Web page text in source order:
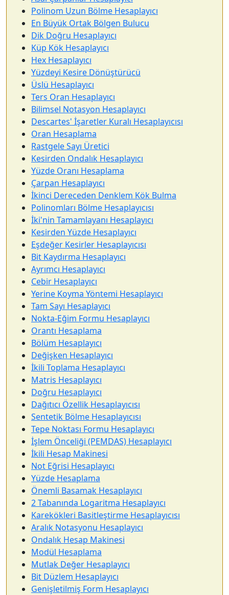
Polinom Uzun Bölme Hesaplayıcı
En Büyük Ortak Bölgen Bulucu
Dik Doğru Hesaplayıcı
Küp Kök Hesaplayıcı
Hex Hesaplayıcı
Yüzdeyi Kesire Dönüştürücü
Üslü Hesaplayıcı
Ters Oran Hesaplayıcı
Bilimsel Notasyon Hesaplayıcı
Descartes' İşaretler Kuralı Hesaplayıcısı
Oran Hesaplama
Rastgele Sayı Üretici
Kesirden Ondalık Hesaplayıcı
Yüzde Oranı Hesaplama
Çarpan Hesaplayıcı
İkinci Dereceden Denklem Kök Bulma
Polinomları Bölme Hesaplayıcısı
İki'nin Tamamlayanı Hesaplayıcı
Kesirden Yüzde Hesaplayıcı
Eşdeğer Kesirler Hesaplayıcısı
Bit Kaydırma Hesaplayıcı
Ayrımcı Hesaplayıcı
Cebir Hesaplayıcı
Yerine Koyma Yöntemi Hesaplayıcı
Tam Sayı Hesaplayıcı
Nokta-Eğim Formu Hesaplayıcı
Orantı Hesaplama
Bölüm Hesaplayıcı
Değişken Hesaplayıcı
İkili Toplama Hesaplayıcı
Matris Hesaplayıcı
Doğru Hesaplayıcı
Dağıtıcı Özellik Hesaplayıcısı
Sentetik Bölme Hesaplayıcısı
Tepe Noktası Formu Hesaplayıcı
İşlem Önceliği (PEMDAS) Hesaplayıcı
İkili Hesap Makinesi
Not Eğrisi Hesaplayıcı
Yüzde Hesaplama
Önemli Basamak Hesaplayıcı
2 Tabanında Logaritma Hesaplayıcı
Karekökleri Basitleştirme Hesaplayıcısı
Aralık Notasyonu Hesaplayıcı
Ondalık Hesap Makinesi
Modül Hesaplama
Mutlak Değer Hesaplayıcı
Bit Düzlem Hesaplayıcı
Genişletilmiş Form Hesaplayıcı